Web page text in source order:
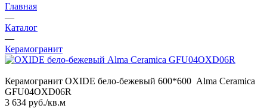
Главная
—
Каталог
—
Керамогранит
Керамогранит OXIDE бело-бежевый 600*600 Alma Ceramica
GFU04OXD06R
3 634 руб./кв.м